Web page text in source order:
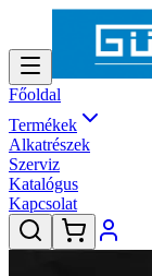
Főoldal
Termékek
Alkatrészek
Szerviz
Katalógus
Kapcsolat